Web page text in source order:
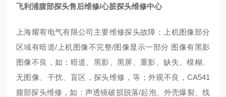
飞利浦腹部探头售后维修/心脏探头维修中心
上海耀宥电气有限公司主要维修探头故障：上机图像部分
区域有暗道/上机图像不完整/图像显示一部分 图像有黑影
图像不良，如：暗道、黑影、黑屏、重影、缺失、模糊、
无图像、干扰、盲区，探头维修，等；外观不良，CA541
腹部探头维修，如：声透镜破损脱落/起泡、外壳爆裂、线